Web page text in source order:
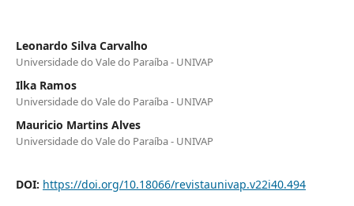
Leonardo Silva Carvalho
Universidade do Vale do Paraíba - UNIVAP
Ilka Ramos
Universidade do Vale do Paraíba - UNIVAP
Mauricio Martins Alves
Universidade do Vale do Paraíba - UNIVAP
DOI: https://doi.org/10.18066/revistaunivap.v22i40.494